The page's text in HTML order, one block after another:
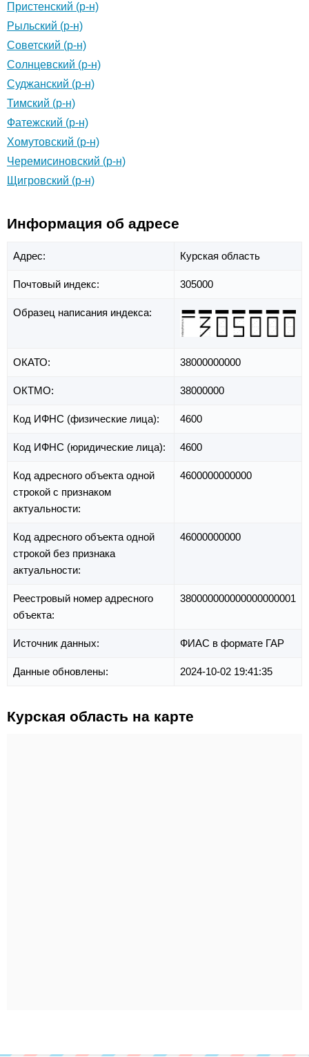
Пристенский (р-н)
Рыльский (р-н)
Советский (р-н)
Солнцевский (р-н)
Суджанский (р-н)
Тимский (р-н)
Фатежский (р-н)
Хомутовский (р-н)
Черемисиновский (р-н)
Щигровский (р-н)
Информация об адресе
Адрес: Курская область
Почтовый индекс: 305000
Образец написания индекса:
ОКАТО: 38000000000
ОКТМО: 38000000
Код ИФНС (физические лица): 4600
Код ИФНС (юридические лица): 4600
Код адресного объекта одной
строкой с признаком
актуальности:
4600000000000
Код адресного объекта одной
строкой без признака
актуальности:
46000000000
Реестровый номер адресного
объекта:
380000000000000000001
Источник данных: ФИАС в формате ГАР
Данные обновлены: 2024-10-02 19:41:35
Курская область на карте